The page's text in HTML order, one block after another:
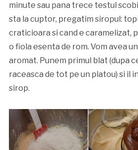
minute sau pana trece testul
sta la cuptor, pregatim siropul:
craticioara si cand e caramelizat,
o fiola esenta de rom. Vom avea
aromat. Punem primul blat (dupa
raceasca de tot pe un platou) si il
sirop.